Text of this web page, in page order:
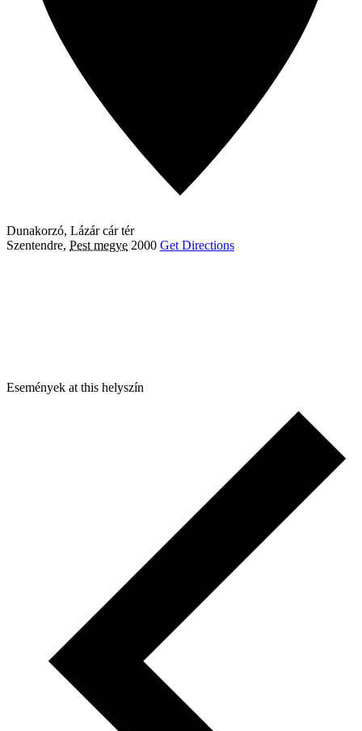
Dunakorzó, Lázár cár tér
Szentendre, Pest megye 2000 Get Directions
Események at this helyszín